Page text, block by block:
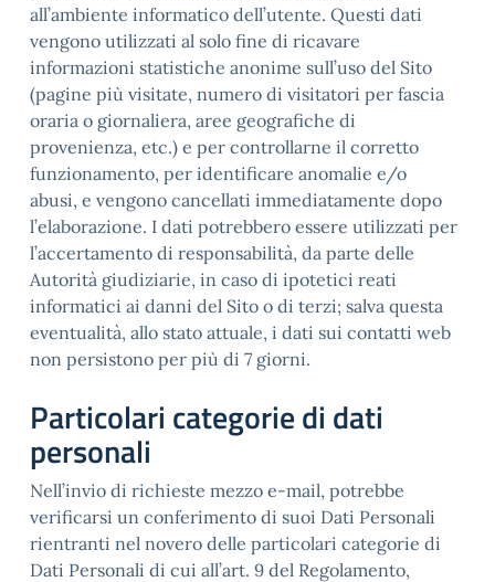
all’ambiente informatico dell’utente. Questi dati
vengono utilizzati al solo fine di ricavare
informazioni statistiche anonime sull’uso del Sito
(pagine più visitate, numero di visitatori per fascia
oraria o giornaliera, aree geografiche di
provenienza, etc.) e per controllarne il corretto
funzionamento, per identificare anomalie e/o
abusi, e vengono cancellati immediatamente dopo
l’elaborazione. I dati potrebbero essere utilizzati per
l’accertamento di responsabilità, da parte delle
Autorità giudiziarie, in caso di ipotetici reati
informatici ai danni del Sito o di terzi; salva questa
eventualità, allo stato attuale, i dati sui contatti web
non persistono per più di 7 giorni.
Particolari categorie di dati
personali
Nell’invio di richieste mezzo e-mail, potrebbe
verificarsi un conferimento di suoi Dati Personali
rientranti nel novero delle particolari categorie di
Dati Personali di cui all’art. 9 del Regolamento,